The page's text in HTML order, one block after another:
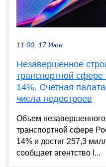
11:00, 17 Июн
Незавершенное
транспортной
14%. Счетная
числа недостроев
Объем незавершенного
транспортной сфере
14% и достиг 257,3
сообщает агентство I...